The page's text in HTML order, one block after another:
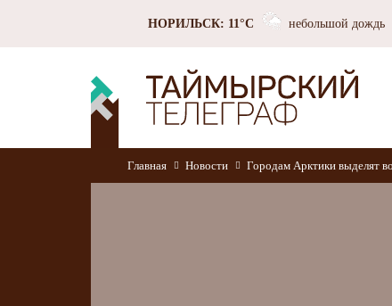
НОРИЛЬСК: 11°C небольшой дождь
Главная Новости Городам Арктики выделят